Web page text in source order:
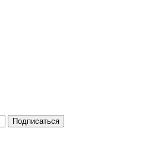
Подписаться